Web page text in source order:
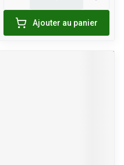
Ajouter au panier